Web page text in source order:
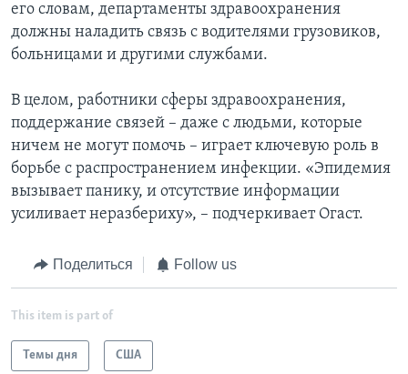
его словам, департаменты здравоохранения
должны наладить связь с водителями грузовиков,
больницами и другими службами.
В целом, работники сферы здравоохранения,
поддержание связей – даже с людьми, которые
ничем не могут помочь – играет ключевую роль в
борьбе с распространением инфекции. «Эпидемия
вызывает панику, и отсутствие информации
усиливает неразбериху», – подчеркивает Огаст.
Поделиться Follow us
This item is part of
Темы дня США